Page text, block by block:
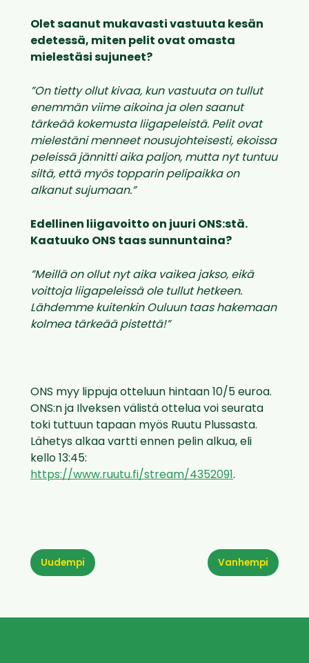
Olet saanut mukavasti vastuuta kesän
edetessä, miten pelit ovat omasta
mielestäsi sujuneet?
”On tietty ollut kivaa, kun vastuuta on tullut
enemmän viime aikoina ja olen saanut
tärkeää kokemusta liigapeleistä. Pelit ovat
mielestäni menneet nousujohteisesti, ekoissa
peleissä jännitti aika paljon, mutta nyt tuntuu
siltä, että myös topparin pelipaikka on
alkanut sujumaan.”
Edellinen liigavoitto on juuri ONS:stä.
Kaatuuko ONS taas sunnuntaina?
”Meillä on ollut nyt aika vaikea jakso, eikä
voittoja liigapeleissä ole tullut hetkeen.
Lähdemme kuitenkin Ouluun taas hakemaan
kolmea tärkeää pistettä!”
ONS myy lippuja otteluun hintaan 10/5 euroa.
ONS:n ja Ilveksen välistä ottelua voi seurata
toki tuttuun tapaan myös Ruutu Plussasta.
Lähetys alkaa vartti ennen pelin alkua, eli
kello 13:45:
https://www.ruutu.fi/stream/4352091.
Vanhempi
Uudempi